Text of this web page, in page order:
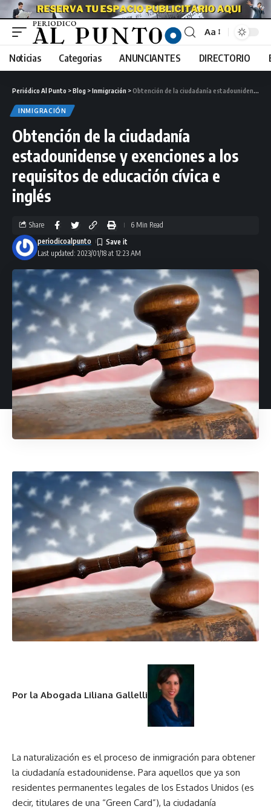
Aa
Noticias Categorias ANUNCIANTES DIRECTORIO
Periódico Al Punto >Blog >Inmigración >Obtención de la ciudadanía estadounidense y exenciones a los requisitos de educación cívica e inglés
INMIGRACIÓN
Obtención de la ciudadanía
estadounidense y exenciones a los
requisitos de educación cívica e
inglés
Last updated: 2023/01/18 at 12:23 AM
periodicoalpunto
Share 6 Min Read
Por la Abogada Liliana Gallelli
La naturalización es el proceso de inmigración para obtener
la ciudadanía estadounidense. Para aquellos que ya son
residentes permanentes legales de los Estados Unidos (es
decir, titulares de una “Green Card”), la ciudadanía